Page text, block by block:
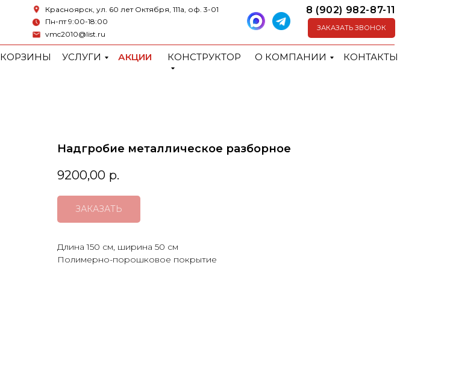
8 (902) 982-87-11
vmc2010@list.ru
ЗАКАЗАТЬ ЗВОНОК
Красноярск, ул. 60 лет Октября, 111а, оф. 3-01
Пн-пт 9:00-18:00
УСЛУГИ
КОРЗИНЫ КОНСТРУКТОР О КОМПАНИИ КОНТАКТЫ
АКЦИИ
Надгробие металлическое разборное
9200,00 р.
ЗАКАЗАТЬ
Длина 150 см, ширина 50 см
Полимерно-порошковое покрытие